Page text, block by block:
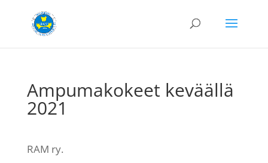
Ampumakokeet keväällä
2021
RAM ry.